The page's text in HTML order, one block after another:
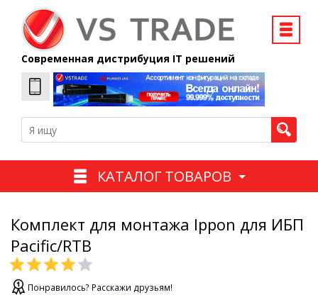
Современная дистрибуция IT решений
КАТАЛОГ ТОВАРОВ
Комплект для монтажа Ippon для ИБП
Pacific/RTB
Понравилось? Расскажи друзьям!